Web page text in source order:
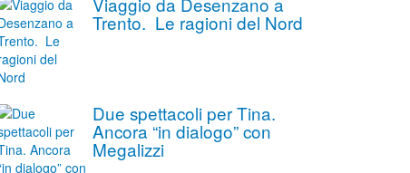
Trento. Le ragioni del Nord
Due spettacoli per Tina.
Ancora “in dialogo” con
Megalizzi